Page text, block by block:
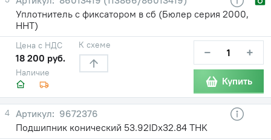
Уплотнитель с фиксатором в сб (Бюлер серия 2000,
HHT)
Наличие
Цена с НДС
18 200 руб.
К схеме − +
Купить
4
9672376
Подшипник конический 53.92IDх32.84 THK